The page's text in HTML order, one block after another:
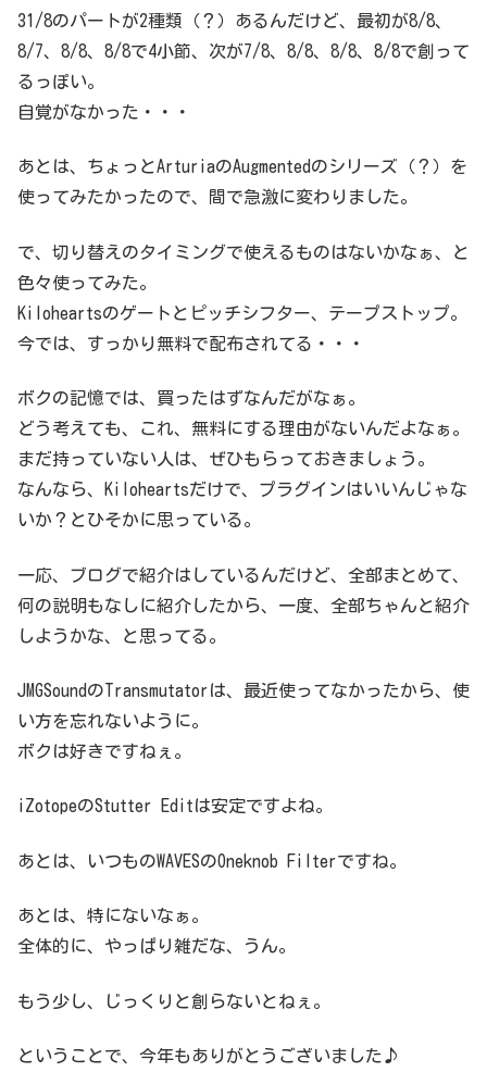
31/8のパートが2種類（？）あるんだけど、最初が8/8、
8/7、8/8、8/8で4小節、次が7/8、8/8、8/8、8/8で創って
るっぽい。
自覚がなかった・・・
あとは、ちょっとArturiaのAugmentedのシリーズ（？）を
使ってみたかったので、間で急激に変わりました。
で、切り替えのタイミングで使えるものはないかなぁ、と
色々使ってみた。
Kiloheartsのゲートとピッチシフター、テープストップ。
今では、すっかり無料で配布されてる・・・
ボクの記憶では、買ったはずなんだがなぁ。
どう考えても、これ、無料にする理由がないんだよなぁ。
まだ持っていない人は、ぜひもらっておきましょう。
なんなら、Kiloheartsだけで、プラグインはいいんじゃな
いか？とひそかに思っている。
一応、ブログで紹介はしているんだけど、全部まとめて、
何の説明もなしに紹介したから、一度、全部ちゃんと紹介
しようかな、と思ってる。
JMGSoundのTransmutatorは、最近使ってなかったから、使
い方を忘れないように。
ボクは好きですねぇ。
iZotopeのStutter Editは安定ですよね。
あとは、いつものWAVESのOneknob Filterですね。
あとは、特にないなぁ。
全体的に、やっぱり雑だな、うん。
もう少し、じっくりと創らないとねぇ。
ということで、今年もありがとうございました♪